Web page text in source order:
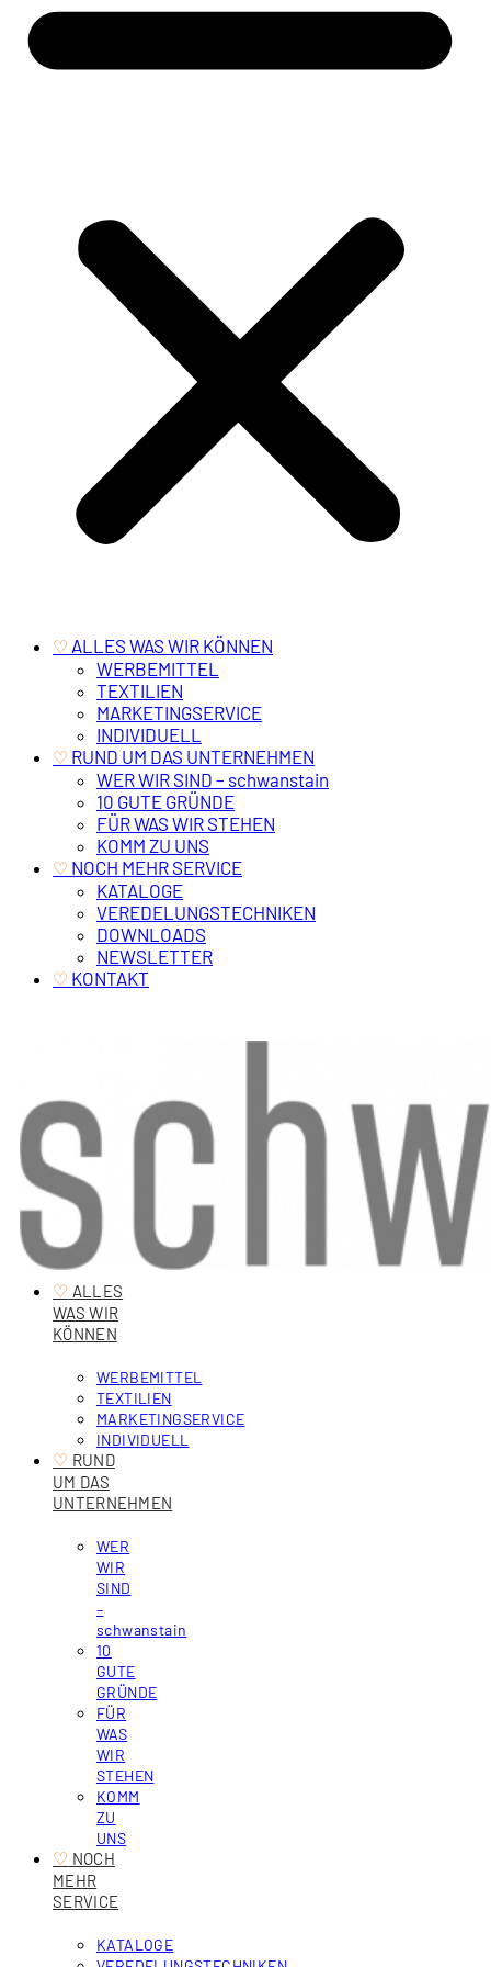
♡ ‎ ALLES WAS WIR KÖNNEN
WERBEMITTEL
TEXTILIEN
MARKETINGSERVICE
INDIVIDUELL
♡ ‎ RUND UM DAS UNTERNEHMEN
WER WIR SIND – schwanstain
10 GUTE GRÜNDE
FÜR WAS WIR STEHEN
KOMM ZU UNS
♡ ‎ NOCH MEHR SERVICE
KATALOGE
VEREDELUNGSTECHNIKEN
DOWNLOADS
NEWSLETTER
♡ ‎ KONTAKT
♡ ‎ ALLES
WAS WIR
KÖNNEN
WERBEMITTEL
TEXTILIEN
MARKETINGSERVICE
INDIVIDUELL
♡ ‎ RUND
UM DAS
UNTERNEHMEN
WER
WIR
SIND
–
schwanstain
10
GUTE
GRÜNDE
FÜR
WAS
WIR
STEHEN
KOMM
ZU
UNS
♡ ‎ NOCH
MEHR
SERVICE
KATALOGE